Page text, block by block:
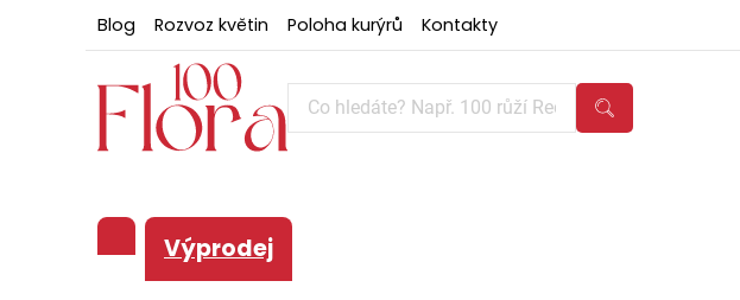
Blog Rozvoz květin Poloha kurýrů Kontakty
Výprodej